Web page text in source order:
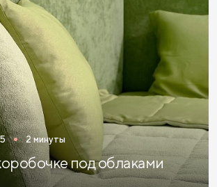
2 минуты
под облаками